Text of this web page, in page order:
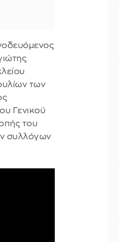
των
Γενικού
του
συλλόγων